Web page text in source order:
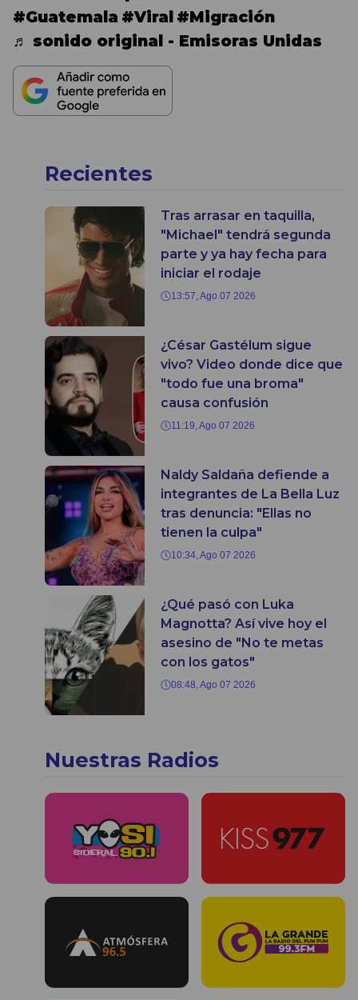
#Guatemala #Viral #Migración
♬ sonido original - Emisoras Unidas
Recientes
Tras arrasar en taquilla,
"Michael" tendrá segunda
parte y ya hay fecha para
iniciar el rodaje
13:57, Ago 07 2026
¿César Gastélum sigue
vivo? Video donde dice que
"todo fue una broma"
causa confusión
11:19, Ago 07 2026
Naldy Saldaña defiende a
integrantes de La Bella Luz
tras denuncia: "Ellas no
tienen la culpa"
10:34, Ago 07 2026
¿Qué pasó con Luka
Magnotta? Así vive hoy el
asesino de "No te metas
con los gatos"
08:48, Ago 07 2026
Nuestras Radios